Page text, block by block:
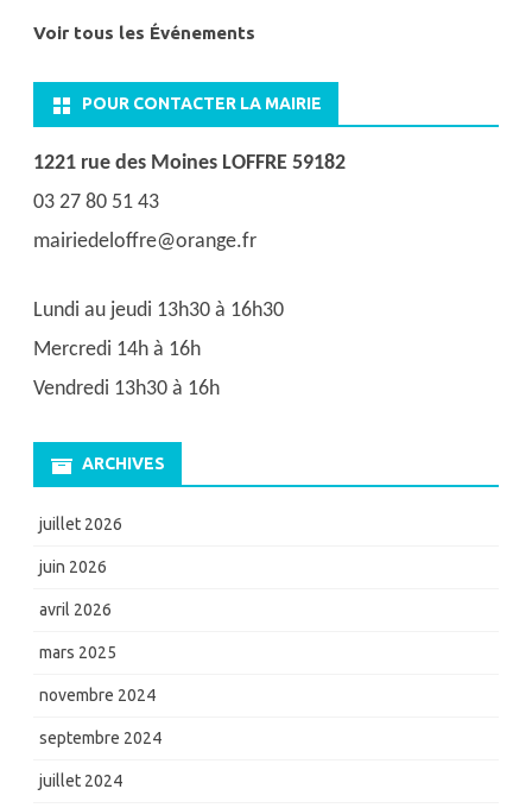
Voir tous les Événements
POUR CONTACTER LA MAIRIE
1221 rue des Moines LOFFRE 59182
03 27 80 51 43
mairiedeloffre@orange.fr
Lundi au jeudi 13h30 à 16h30
Mercredi 14h à 16h
Vendredi 13h30 à 16h
ARCHIVES
juillet 2026
juin 2026
avril 2026
mars 2025
novembre 2024
septembre 2024
juillet 2024